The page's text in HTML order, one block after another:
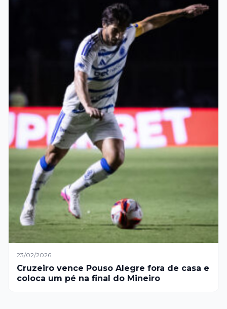
23/02/2026
Cruzeiro vence Pouso Alegre fora de casa e
coloca um pé na final do Mineiro